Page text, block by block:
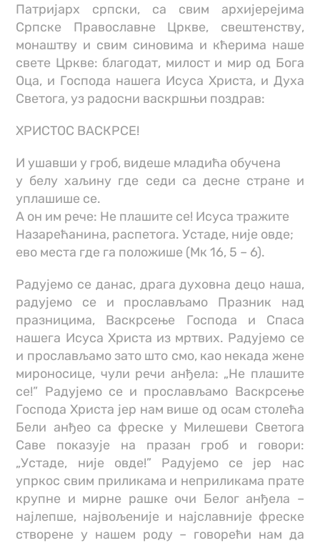
Патријарх српски, са свим архијерејима
Српске Православне Цркве, свештенству,
монаштву и свим синовима и кћерима наше
свете Цркве: благодат, милост и мир од Бога
Оца, и Господа нашега Исуса Христа, и Духа
Светога, уз радосни васкршњи поздрав:
ХРИСТОС ВАСКРСЕ!
И ушавши у гроб, видеше младића обучена
у белу хаљину где седи са десне стране и
уплашише се.
А он им рече: Не плашите се! Исуса тражите
Назарећанина, распетога. Устаде, није овде;
ево места где га положише (Мк 16, 5 – 6).
Радујемо се данас, драга духовна децо наша,
радујемо се и прослављамо Празник над
празницима, Васкрсење Господа и Спаса
нашега Исуса Христа из мртвих. Радујемо се
и прослављамо зато што смо, као некада жене
мироносице, чули речи анђела: „Не плашите
се!” Радујемо се и прослављамо Васкрсење
Господа Христа јер нам више од осам столећа
Бели анђео са фреске у Милешеви Светога
Саве показује на празан гроб и говори:
„Устаде, није овде!” Радујемо се јер нас
упркос свим приликама и неприликама прате
крупне и мирне рашке очи Белог анђела –
најлепше, највољеније и најславније фреске
створене у нашем роду – говорећи нам да